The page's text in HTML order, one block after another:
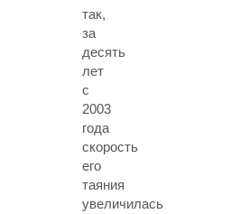
так,
за
десять
лет
с
2003
года
скорость
его
таяния
увеличилась